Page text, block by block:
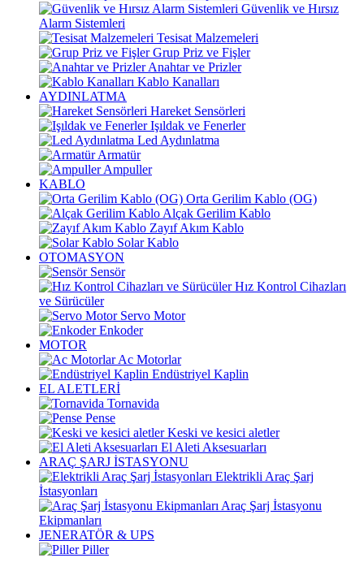
Güvenlik ve Hırsız
Alarm Sistemleri
Tesisat Malzemeleri
Grup Priz ve Fişler
Anahtar ve Prizler
Kablo Kanalları
AYDINLATMA
Hareket Sensörleri
Işıldak ve Fenerler
Led Aydınlatma
Armatür
Ampuller
KABLO
Orta Gerilim Kablo (OG)
Alçak Gerilim Kablo
Zayıf Akım Kablo
Solar Kablo
OTOMASYON
Sensör
Hız Kontrol Cihazları
ve Sürücüler
Servo Motor
Enkoder
MOTOR
Ac Motorlar
Endüstriyel Kaplin
EL ALETLERİ
Tornavida
Pense
Keski ve kesici aletler
El Aleti Aksesuarları
ARAÇ ŞARJ İSTASYONU
Elektrikli Araç Şarj
İstasyonları
Araç Şarj İstasyonu
Ekipmanları
JENERATÖR & UPS
Piller